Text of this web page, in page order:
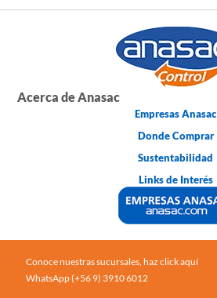
Acerca de Anasac
Empresas Anasac
Donde Comprar
Sustentabilidad
Links de Interés
Conoce nuestras sucursales, haz click aquí
WhatsApp (+56 9) 3910 6012